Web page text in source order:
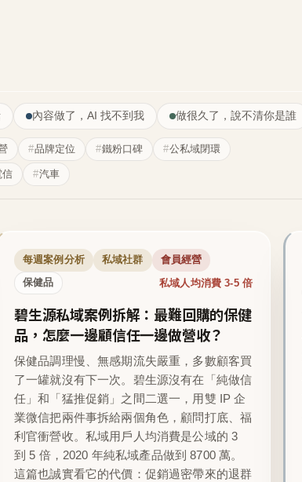
內容做了，AI 找不到我 做很久了，說不清你是誰
品牌定位 鐵粉口碑 公私域閉環
信 汽車
每週案例分析 私域社群 會員經營
保健品 私域人均消費 3-5 倍
碧生源私域案例拆解：最難回購的保健
品，怎麼一邊顧信任一邊做營收？
保健品調理慢、無感期流失嚴重，多數顧客買
了一罐就沒有下一次。碧生源沒有在「純做信
任」和「猛推促銷」之間二選一，用雙 IP 企
業微信把兩件事拆給兩個角色，顧問打底、福
利官衝營收。私域用戶人均消費是公域的 3
到 5 倍，2020 年純私域產品做到 8700 萬。
這篇也誠實看它的代價：促銷過密帶來的退群